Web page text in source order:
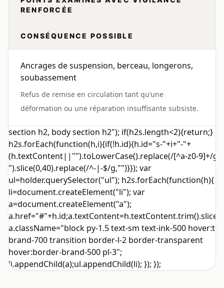
RENFORCÉE
CONSÉQUENCE POSSIBLE
Ancrages de suspension, berceau, longerons,
soubassement
Refus de remise en circulation tant qu’une
déformation ou une réparation insuffisante subsiste.
section h2, body section h2"); if(h2s.length<2){return;}
h2s.forEach(function(h,i){if(!h.id){h.id="s-"+i+"-"+
(h.textContent||"").toLowerCase().replace(/[^a-z0-9]+/
").slice(0,40).replace(/^-|-$/g,"")}}); var
ul=holder.querySelector("ul"); h2s.forEach(function(h){
li=document.createElement("li"); var
a=document.createElement("a");
a.className="block py-1.5 text-sm text-ink-500
brand-700 transition border-l-2 border-transparent
hover:border-brand-500 pl-3";
li.appendChild(a);ul.appendChild(li); }); });